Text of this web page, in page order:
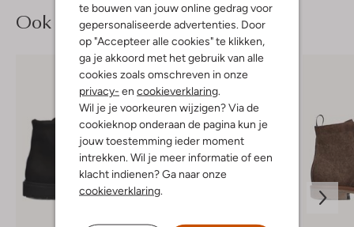
te bouwen van jouw online gedrag voor
gepersonaliseerde advertenties. Door
op "Accepteer alle cookies" te klikken,
ga je akkoord met het gebruik van alle
cookies zoals omschreven in onze
privacy- en cookieverklaring.
Wil je je voorkeuren wijzigen? Via de
cookieknop onderaan de pagina kun je
jouw toestemming ieder moment
intrekken. Wil je meer informatie of een
klacht indienen? Ga naar onze
cookieverklaring.
Ook iets voor jou?